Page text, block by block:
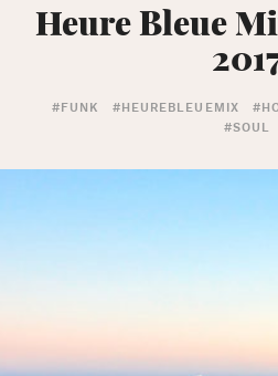
Heure Bleue
#FUNK #HEUREBLEUEMIX
#SOUL